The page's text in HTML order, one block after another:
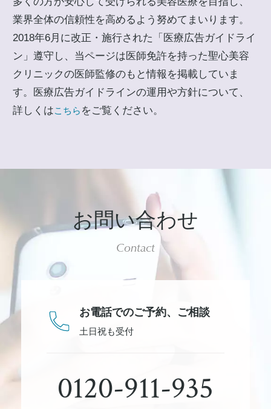
業界全体の信頼性を高めるよう努めてまいります。
2018年6月に改正・施行された「医療広告ガイドライ
ン」遵守し、当ページは医師免許を持った聖心美容
クリニックの医師監修のもと情報を掲載していま
す。医療広告ガイドラインの運用や方針について、
詳しくはこちら をご覧ください。
お問い合わせ
Contact
お電話でのご予約、 ご相談
土日祝も受付
0120-911-935